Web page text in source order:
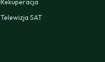
Rekuperacja
Telewizja SAT